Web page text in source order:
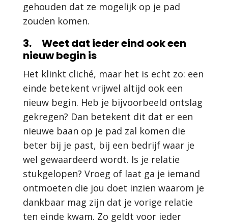
gehouden dat ze mogelijk op je pad
zouden komen.
3. Weet dat ieder eind ook een
nieuw begin is
Het klinkt cliché, maar het is echt zo: een
einde betekent vrijwel altijd ook een
nieuw begin. Heb je bijvoorbeeld ontslag
gekregen? Dan betekent dit dat er een
nieuwe baan op je pad zal komen die
beter bij je past, bij een bedrijf waar je
wel gewaardeerd wordt. Is je relatie
stukgelopen? Vroeg of laat ga je iemand
ontmoeten die jou doet inzien waarom je
dankbaar mag zijn dat je vorige relatie
ten einde kwam. Zo geldt voor ieder